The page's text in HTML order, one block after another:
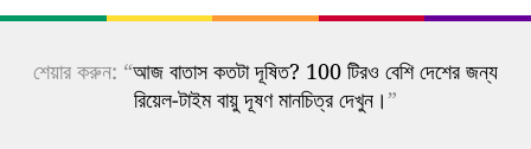
শেয়ার করুন: “আজ বাতাস কতটা দূষিত? 100 টিরও বেশি দেশের জন্য
রিয়েল-টাইম বায়ু দূষণ মানচিত্র দেখুন।”